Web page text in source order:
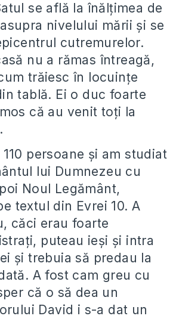
se află la înălțimea de
nivelului mării și se
cutremurelor.
nu a rămas întreagă,
trăiesc în locuințe
tablă. Ei o duc foarte
că au venit toți la
persoane și am studiat
lui Dumnezeu cu
Noul Legământ,
textul din Evrei 10. A
căci erau foarte
puteau ieși și intra
și trebuia să predau la
A fost cam greu cu
că o să dea un
David i s-a dat un